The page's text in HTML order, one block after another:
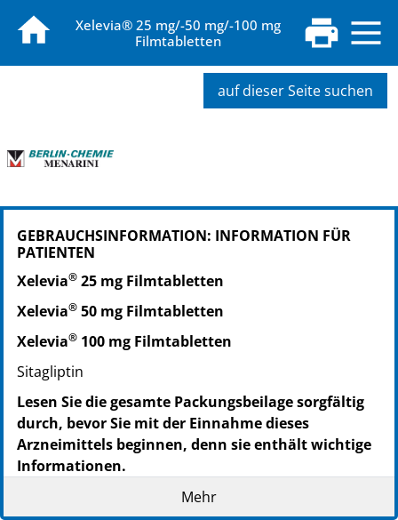
Xelevia® 25 mg/-50 mg/-100 mg
Filmtabletten
auf dieser Seite suchen
PZN: 09517710
PPN: 110951771038
NTIN: 04150095177104
PZN: 09517727
PPN: 110951772728
NTIN: 04150095177272
GEBRAUCHSINFORMATION: INFORMATION FÜR
PATIENTEN
Xelevia® 25 mg Filmtabletten
Xelevia® 50 mg Filmtabletten
Xelevia® 100 mg Filmtabletten
Sitagliptin
Lesen Sie die gesamte Packungsbeilage sorgfältig
durch, bevor Sie mit der Einnahme dieses
Arzneimittels beginnen, denn sie enthält wichtige
Informationen.
Heben Sie die Packungsbeilage auf. Vielleicht
möchten Sie diese später nochmals lesen.
Mehr